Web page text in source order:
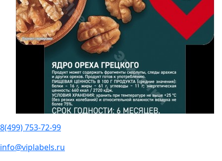
8(499) 753-72-99
info@viplabels.ru